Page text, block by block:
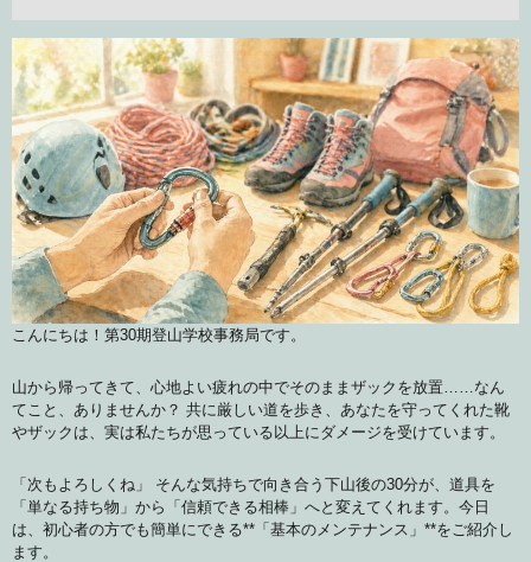
こんにちは！第30期登山学校事務局です。
山から帰ってきて、心地よい疲れの中でそのままザックを放置……なん
てこと、ありませんか？ 共に厳しい道を歩き、あなたを守ってくれた靴
やザックは、実は私たちが思っている以上にダメージを受けています。
「次もよろしくね」 そんな気持ちで向き合う下山後の30分が、道具を
「単なる持ち物」から「信頼できる相棒」へと変えてくれます。今日
は、初心者の方でも簡単にできる**「基本のメンテナンス」**をご紹介し
ます。